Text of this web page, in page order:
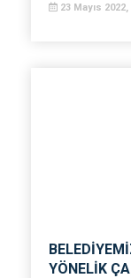
23 Mayıs 2022,
YÖNELİK